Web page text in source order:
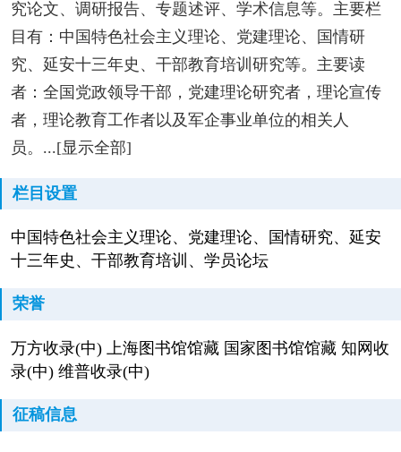
究论文、调研报告、专题述评、学术信息等。主要栏
目有：中国特色社会主义理论、党建理论、国情研
究、延安十三年史、干部教育培训研究等。主要读
者：全国党政领导干部，党建理论研究者，理论宣传
者，理论教育工作者以及军企事业单位的相关人
员。...[显示全部]
栏目设置
中国特色社会主义理论、党建理论、国情研究、延安
十三年史、干部教育培训、学员论坛
荣誉
万方收录(中) 上海图书馆馆藏 国家图书馆馆藏 知网收
录(中) 维普收录(中)
征稿信息